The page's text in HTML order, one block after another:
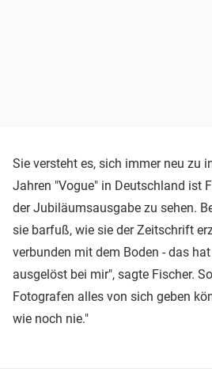
Sie versteht es, sich immer neu zu
Jahren "Vogue" in Deutschland ist
der Jubiläumsausgabe zu sehen.
sie barfuß, wie sie der Zeitschrift
verbunden mit dem Boden - das
ausgelöst bei mir", sagte Fischer.
Fotografen alles von sich geben
wie noch nie."